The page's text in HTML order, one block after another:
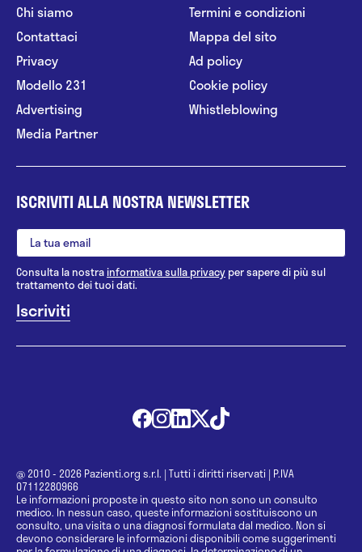
Chi siamo
Contattaci
Privacy
Modello 231
Advertising
Media Partner
Termini e condizioni
Mappa del sito
Ad policy
Cookie policy
Whistleblowing
ISCRIVITI ALLA NOSTRA NEWSLETTER
Consulta la nostrainformativa sulla privacy per sapere di più sul
trattamento dei tuoi dati.
@ 2010 - 2026 Pazienti.org s.r.l. | Tutti i diritti riservati | P.IVA
07112280966
Le informazioni proposte in questo sito non sono un consulto
medico. In nessun caso, queste informazioni sostituiscono un
consulto, una visita o una diagnosi formulata dal medico. Non si
devono considerare le informazioni disponibili come suggerimenti